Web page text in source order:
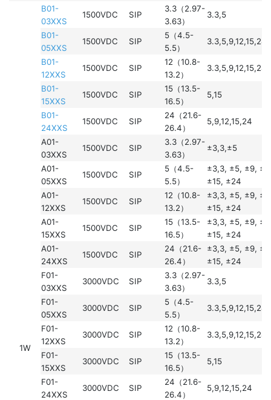
1W
B01-
03XXS
1500VDC SIP
3.3（2.97-
3.63）
3.3,5
B01-
05XXS
1500VDC SIP
5（4.5-
5.5）
3.3,5,9,12,15,24
B01-
12XXS
1500VDC SIP
12（10.8-
13.2）
3.3,5,9,12,15,24
B01-
15XXS
1500VDC SIP
15（13.5-
16.5）
5,15
B01-
24XXS
1500VDC SIP
24（21.6-
26.4）
5,9,12,15,24
A01-
03XXS
1500VDC SIP
3.3（2.97-
3.63）
±3,3,±5
A01-
05XXS
1500VDC SIP
5（4.5-
5.5）
±3,3, ±5, ±9,
±15, ±24
A01-
12XXS
1500VDC SIP
12（10.8-
13.2）
±3,3, ±5, ±9,
±15, ±24
A01-
15XXS
1500VDC SIP
15（13.5-
16.5）
±3,3, ±5, ±9,
±15, ±24
A01-
24XXS
1500VDC SIP
24（21.6-
26.4）
±3,3, ±5, ±9,
±15, ±24
F01-
03XXS
3000VDC SIP
3.3（2.97-
3.63）
3.3,5
F01-
05XXS
3000VDC SIP
5（4.5-
5.5）
3.3,5,9,12,15,24
F01-
12XXS
3000VDC SIP
12（10.8-
13.2）
3.3,5,9,12,15,24
F01-
15XXS
3000VDC SIP
15（13.5-
16.5）
5,15
F01-
24XXS
3000VDC SIP
24（21.6-
26.4）
5,9,12,15,24